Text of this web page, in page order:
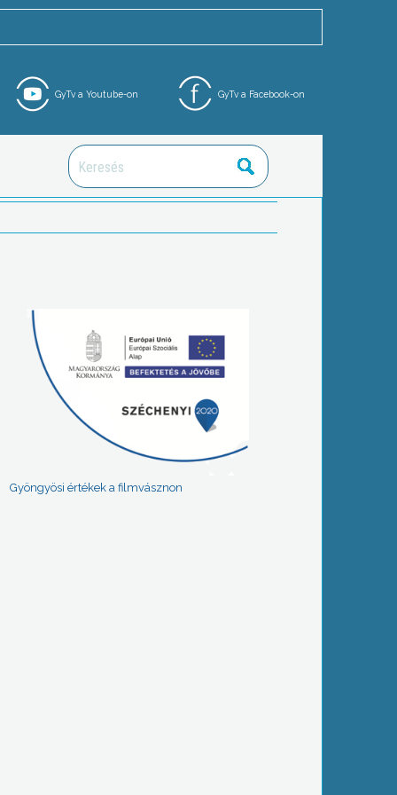
GyTv a Facebook-on
GyTv a Youtube-on
Gyöngyösi értékek a filmvásznon